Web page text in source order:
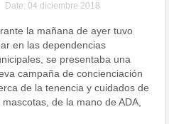
Date: 04 diciembre 2018
la mañana de ayer tuvo
en las dependencias
se presentaba una
campaña de concienciación
de la tenencia y cuidados de
mascotas, de la mano de ADA,